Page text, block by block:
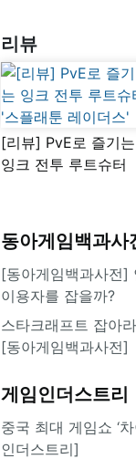
꾸며질 것"
리뷰
[리뷰] PvE로 즐기는
잉크 전투 루트슈터
동아게임백과사
[동아게임백과사전]
이용자를 잡을까?
스타크래프트 잡아
[동아게임백과사전]
게임인더스트리
중국 최대 게임쇼 ‘
인더스트리]